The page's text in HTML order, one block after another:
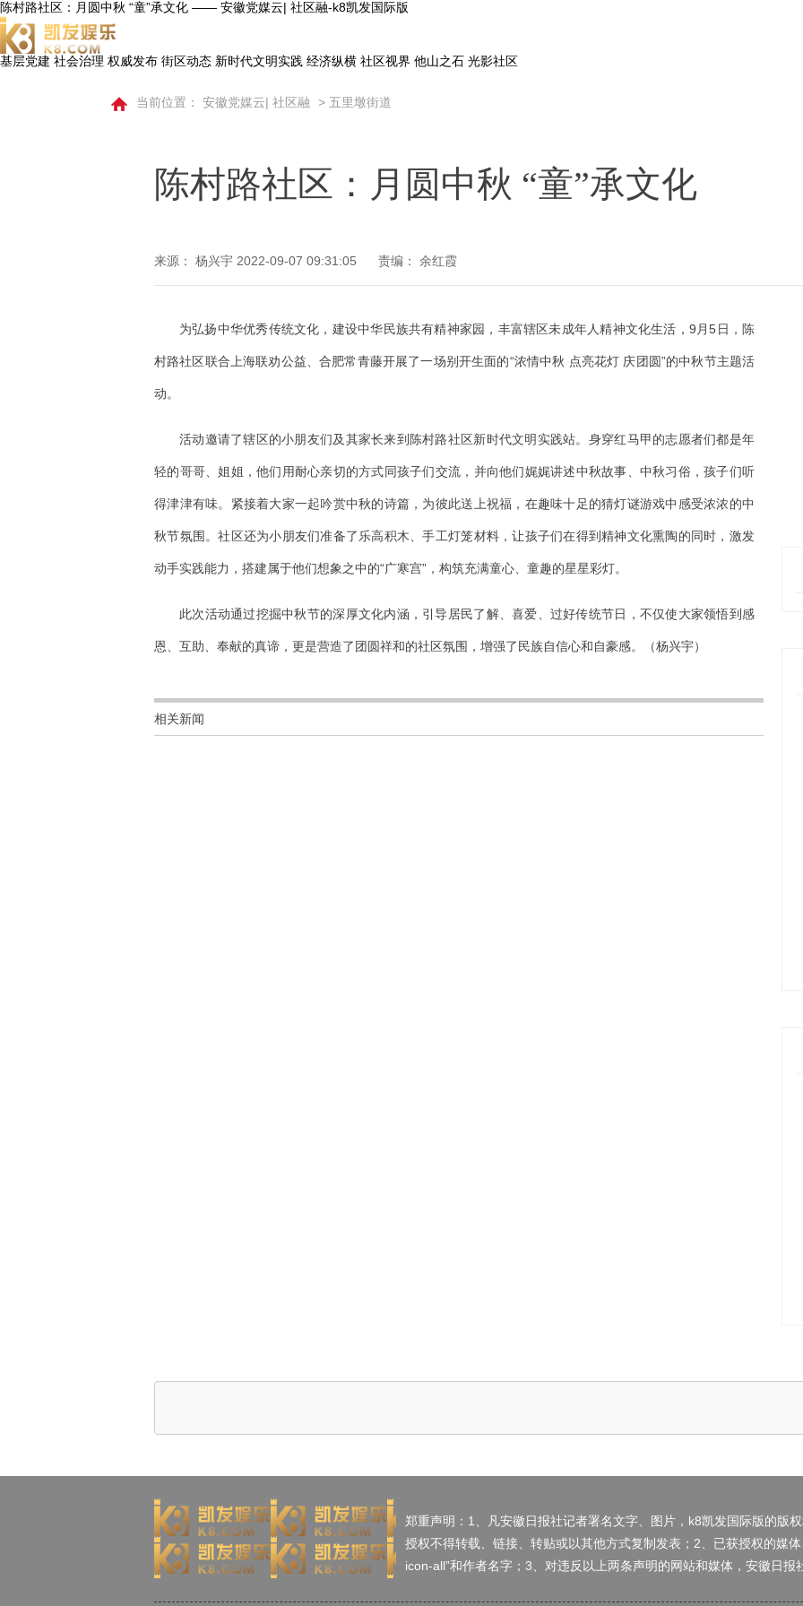
陈村路社区：月圆中秋 “童”承文化 —— 安徽党媒云| 社区融-k8凯发国际版
基层党建 社会治理 权威发布 街区动态 新时代文明实践 经济纵横 社区视界 他山之石 光影社区
当前位置： 安徽党媒云| 社区融 > 五里墩街道
陈村路社区：月圆中秋 “童”承文化
来源： 杨兴宇 2022-09-07 09:31:05 责编： 余红霞
为弘扬中华优秀传统文化，建设中华民族共有精神家园，丰富辖区未成年人精神文化生活，9月5日，陈
村路社区联合上海联劝公益、合肥常青藤开展了一场别开生面的“浓情中秋 点亮花灯 庆团圆”的中秋节主题活
动。
活动邀请了辖区的小朋友们及其家长来到陈村路社区新时代文明实践站。身穿红马甲的志愿者们都是年
轻的哥哥、姐姐，他们用耐心亲切的方式同孩子们交流，并向他们娓娓讲述中秋故事、中秋习俗，孩子们听
得津津有味。紧接着大家一起吟赏中秋的诗篇，为彼此送上祝福，在趣味十足的猜灯谜游戏中感受浓浓的中
秋节氛围。社区还为小朋友们准备了乐高积木、手工灯笼材料，让孩子们在得到精神文化熏陶的同时，激发
动手实践能力，搭建属于他们想象之中的“广寒宫”，构筑充满童心、童趣的星星彩灯。
此次活动通过挖掘中秋节的深厚文化内涵，引导居民了解、喜爱、过好传统节日，不仅使大家领悟到感
恩、互助、奉献的真谛，更是营造了团圆祥和的社区氛围，增强了民族自信心和自豪感。（杨兴宇）
相关新闻
郑重声明：1、凡安徽日报社记者署名文字、图片，k8凯发国际版的版
授权不得转载、链接、转贴或以其他方式复制发表；2、已获授权的媒
icon-all”和作者名字；3、对违反以上两条声明的网站和媒体，安徽日